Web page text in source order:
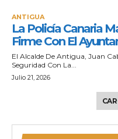
ANTIGUA
La Policía Canaria
Firme Con El
El Alcalde De Antigua, Juan
Seguridad Con La...
Julio 21, 2026